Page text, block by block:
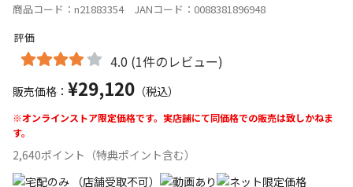
商品コード：n21883354 JANコード：0088381896948
評価
4.0 (1件のレビュー)
販売価格： ¥29,120 （税込）
※オンラインストア限定価格です。実店舗にて同価格での販売は致しかねま
す。
2,640ポイント（特典ポイント含む）